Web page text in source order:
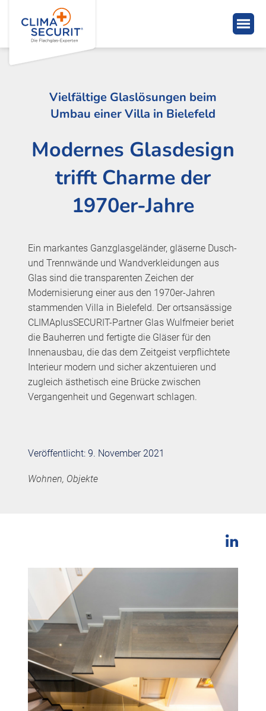
Vielfältige Glaslösungen beim
Umbau einer Villa in Bielefeld
Modernes Glasdesign
trifft Charme der
1970er-Jahre
Ein markantes Ganzglasgeländer, gläserne Dusch-
und Trennwände und Wandverkleidungen aus
Glas sind die transparenten Zeichen der
Modernisierung einer aus den 1970er-Jahren
stammenden Villa in Bielefeld. Der ortsansässige
CLIMAplusSECURIT-Partner Glas Wulfmeier beriet
die Bauherren und fertigte die Gläser für den
Innenausbau, die das dem Zeitgeist verpflichtete
Interieur modern und sicher akzentuieren und
zugleich ästhetisch eine Brücke zwischen
Vergangenheit und Gegenwart schlagen.
Veröffentlicht: 9. November 2021
Wohnen, Objekte